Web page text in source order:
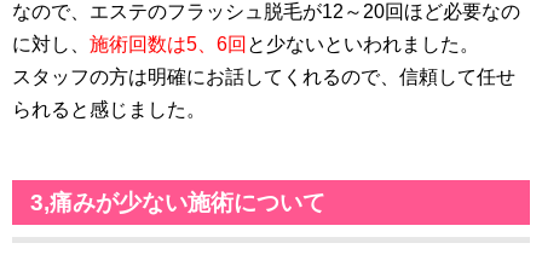
なので、エステのフラッシュ脱毛が12～20回ほど必要なの
に対し、 施術回数は5、6回 と少ないといわれました。
スタッフの方は明確にお話してくれるので、信頼して任せ
られると感じました。
3,痛みが少ない施術について